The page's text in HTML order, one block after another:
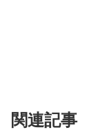
関連記事